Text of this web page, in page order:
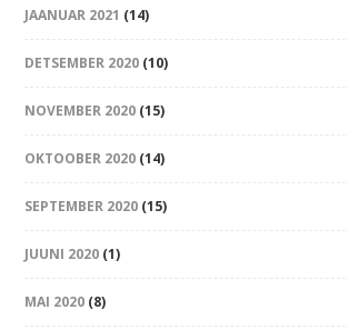
JAANUAR 2021 (14)
DETSEMBER 2020 (10)
NOVEMBER 2020 (15)
OKTOOBER 2020 (14)
SEPTEMBER 2020 (15)
JUUNI 2020 (1)
MAI 2020 (8)